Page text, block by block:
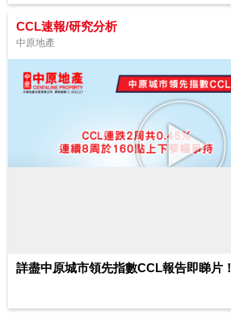
CCL速報/研究分析
中原地產
詳盡中原城市領先指數CCL報告即睇片！